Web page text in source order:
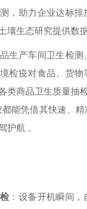
，助力企业达标排
壤生态研究提供数据
品生产车间卫生检
检疫对食品、货物
类商品卫生质量抽
能凭借其快速、
护航 。
：设备开机瞬间